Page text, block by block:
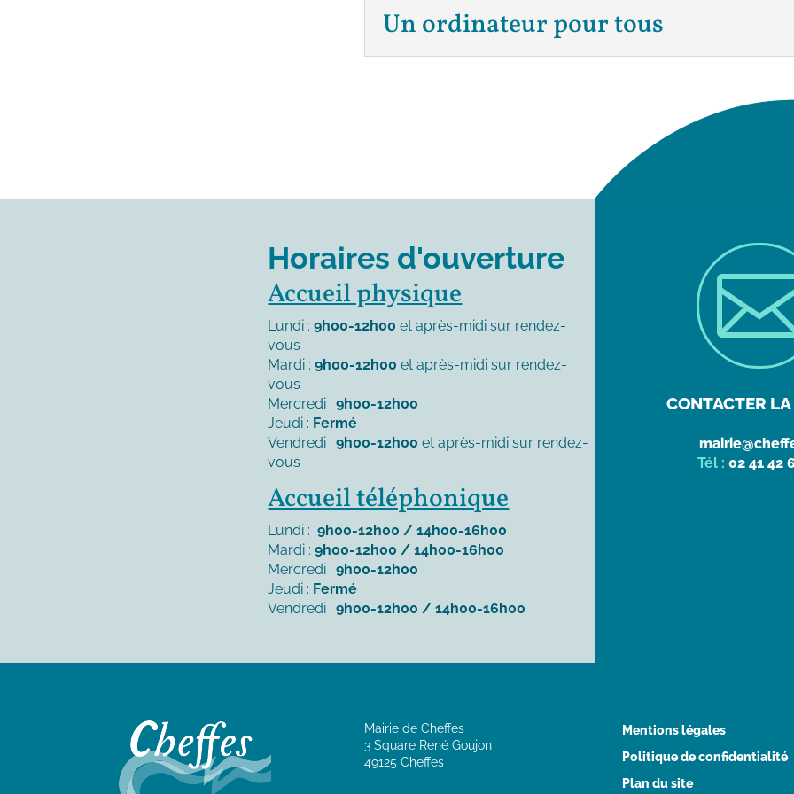
Un ordinateur pour tous
Horaires d'ouverture
Accueil physique
Lundi :9h00-12h00 et après-midi sur rendez-
vous
Mardi :9h00-12h00 et après-midi sur rendez-
vous
Mercredi :9h00-12h00
Jeudi : Fermé
Vendredi :9h00-12h00 et après-midi sur rendez-
vous
Accueil téléphonique
Lundi :9h00-12h00 / 14h00-16h00
Mardi :9h00-12h00 / 14h00-16h00
Mercredi :9h00-12h00
Jeudi : Fermé
Vendredi :9h00-12h00 / 14h00-16h00
CONTACTER
Tél : 02 41 42
Mairie de Cheffes
3 Square René Goujon
49125 Cheffes
Mentions légales
Politique de confidentialité
Plan du site